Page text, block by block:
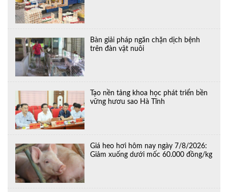
Bàn giải pháp ngăn chặn dịch bệnh
trên đàn vật nuôi
Tạo nền tảng khoa học phát triển bền
vững hươu sao Hà Tĩnh
Giá heo hơi hôm nay ngày 7/8/2026:
Giảm xuống dưới mốc 60.000 đồng/kg